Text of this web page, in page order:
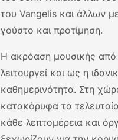
του Vangelis και άλλων
γούστο και προτίμηση.
Η ακρόαση μουσικής από
λειτουργεί και ως η
καθημερινότητα. Στη
κατακόρυφα τα
κάθε λεπτομέρεια και